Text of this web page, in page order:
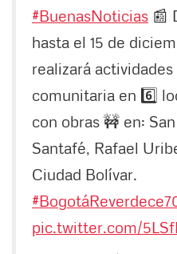
#BuenasNoticias 📰
hasta el 15 de
realizará
comunitaria en 6️⃣
con obras 🚧 en:
Santafé, Rafael
Ciudad Bolívar.
pic.twitter.com/